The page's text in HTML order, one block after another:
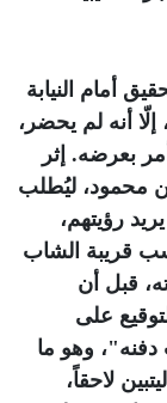
أمام النيابة
أنه لم يحضر،
بعرضه. إثر
محمود، ليُطلب
رؤيتهم،
قريبة الشاب
قبل أن
على
دفنه"، وهو ما
لاحقاً،